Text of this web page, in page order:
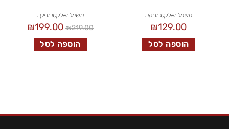
חשמל ואלקטרוניקה
₪129.00
הוספה לסל
חשמל ואלקטרוניקה
₪219.00
₪199.00
הוספה לסל